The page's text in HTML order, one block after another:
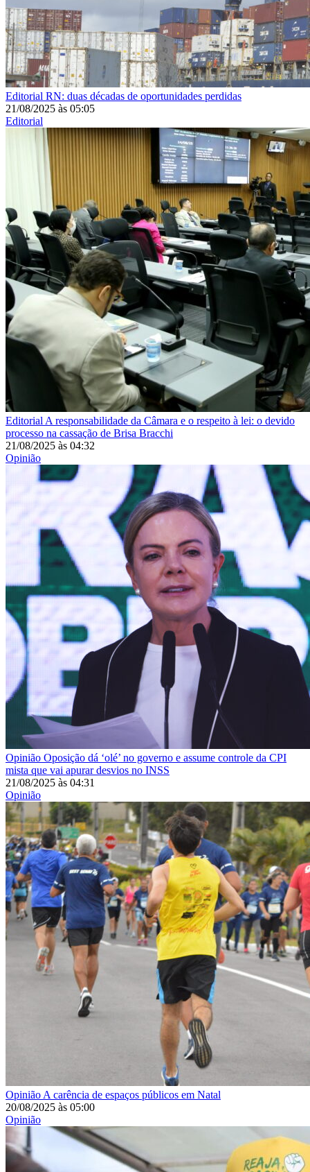
Editorial RN: duas décadas de oportunidades perdidas
21/08/2025 às 05:05
Editorial
Editorial A responsabilidade da Câmara e o respeito à lei: o devido
processo na cassação de Brisa Bracchi
21/08/2025 às 04:32
Opinião
Opinião Oposição dá ‘olé’ no governo e assume controle da CPI
mista que vai apurar desvios no INSS
21/08/2025 às 04:31
Opinião
Opinião A carência de espaços públicos em Natal
20/08/2025 às 05:00
Opinião